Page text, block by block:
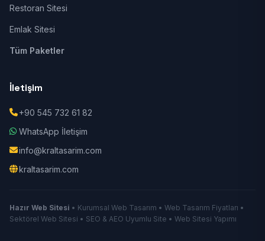
Restoran Sitesi
Emlak Sitesi
Tüm Paketler
İletişim
+90 545 732 61 82
WhatsApp İletişim
info@kraltasarim.com
kraltasarim.com
Hazır Web Sitesi • Kurumsal Web Tasarım • Web Tasarım Fiyatları •
Sektörel Web Sitesi • SEO & AEO Uyumlu Site • Web Sitesi Yapımı